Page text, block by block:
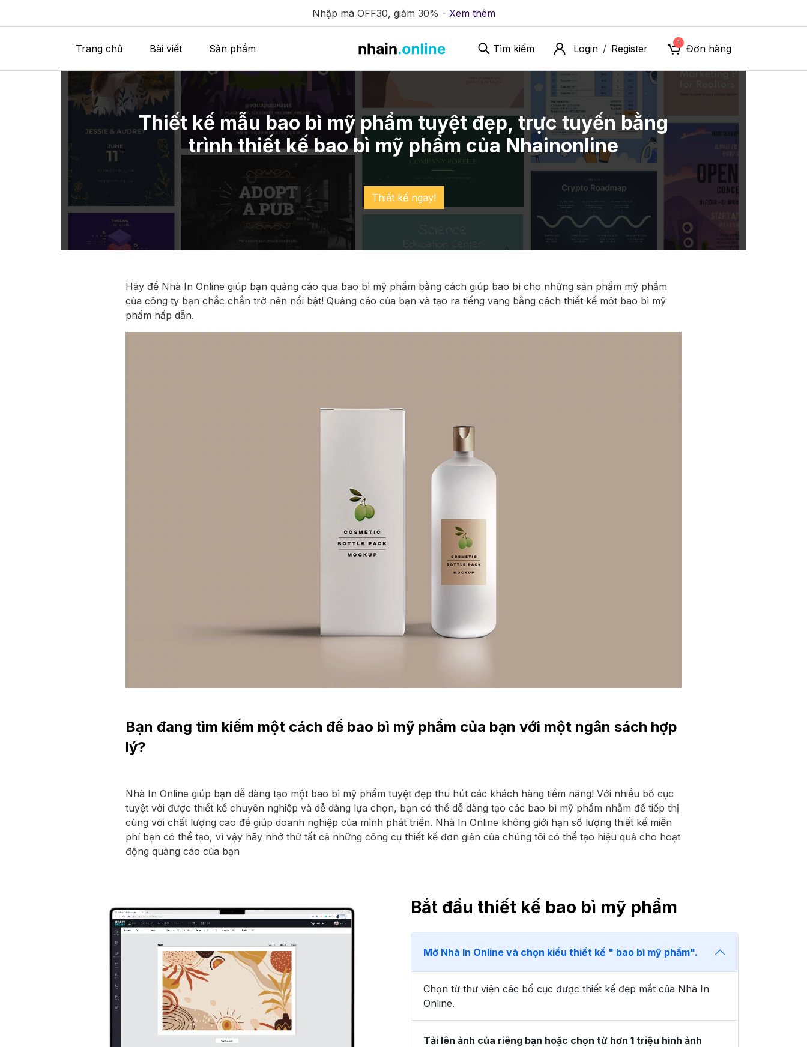
Nhập mã OFF30, giảm 30% - Xem thêm
Trang chủ Bài viết Sản phẩm Tìm kiếm Login / Register
1
Đơn hàng
Thiết kế mẫu bao bì mỹ phẩm tuyệt đẹp, trực tuyến bằng
trình thiết kế bao bì mỹ phẩm của Nhainonline
Thiết kế ngay!
Hãy để Nhà In Online giúp bạn quảng cáo qua bao bì mỹ phẩm bằng cách giúp bao bì cho những sản phẩm mỹ phẩm
của công ty bạn chắc chắn trở nên nổi bật! Quảng cáo của bạn và tạo ra tiếng vang bằng cách thiết kế một bao bì mỹ
phẩm hấp dẫn.
Bạn đang tìm kiếm một cách để bao bì mỹ phẩm của bạn với một ngân sách hợp
lý?
Nhà In Online giúp bạn dễ dàng tạo một bao bì mỹ phẩm tuyệt đẹp thu hút các khách hàng tiềm năng! Với nhiều bố cục
tuyệt vời được thiết kế chuyên nghiệp và dễ dàng lựa chọn, bạn có thể dễ dàng tạo các bao bì mỹ phẩm nhằm để tiếp thị
cùng với chất lượng cao để giúp doanh nghiệp của mình phát triển. Nhà In Online không giới hạn số lượng thiết kế miễn
phí bạn có thể tạo, vì vậy hãy nhớ thử tất cả những công cụ thiết kế đơn giản của chúng tôi có thể tạo hiệu quả cho hoạt
động quảng cáo của bạn
Bắt đầu thiết kế bao bì mỹ phẩm
Mở Nhà In Online và chọn kiểu thiết kế " bao bì mỹ phẩm".
Chọn từ thư viện các bố cục được thiết kế đẹp mắt của Nhà In
Online.
Tải lên ảnh của riêng bạn hoặc chọn từ hơn 1 triệu hình ảnh